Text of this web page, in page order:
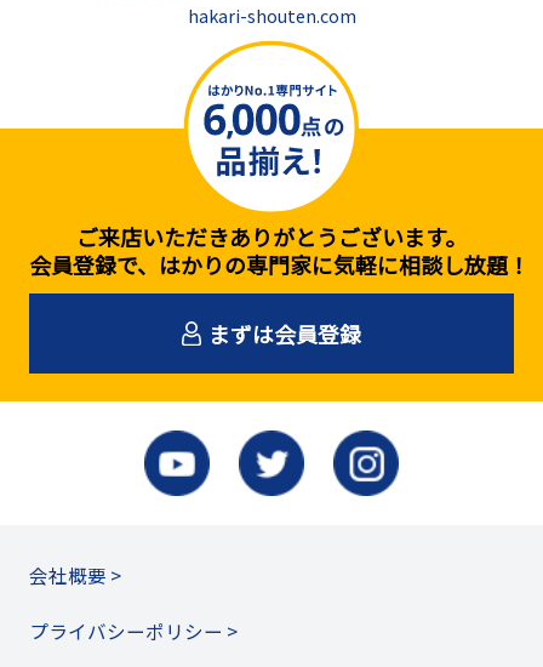
会社概要 >
プライバシーポリシー >
ご来店いただきありがとうございます。
会員登録で、はかりの専門家に気軽に相談し放題！
まずは会員登録
hakari-shouten.com